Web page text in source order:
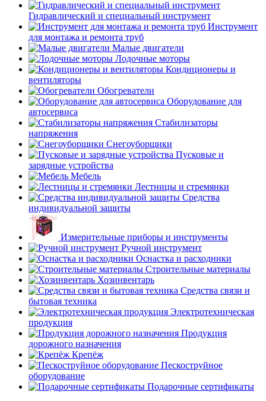
Гидравлический и специальный инструмент
Инструмент
для монтажа и ремонта труб
Малые двигатели
Лодочные моторы
Кондиционеры и
вентиляторы
Обогреватели
Оборудование для
автосервиса
Стабилизаторы
напряжения
Снегоуборщики
Пусковые и
зарядные устройства
Мебель
Лестницы и стремянки
Средства
индивидуальной защиты
Измерительные приборы и инструменты
Ручной инструмент
Оснастка и расходники
Строительные материалы
Хозинвентарь
Средства связи и
бытовая техника
Электротехническая
продукция
Продукция
дорожного назначения
Крепёж
Пескоструйное
оборудование
Подарочные сертификаты